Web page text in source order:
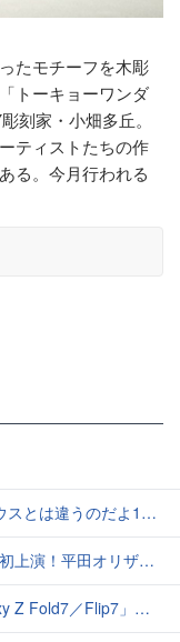
たモチーフを木彫
トーキョーワンダ
刻家・小畑多丘。
ティストたちの作
る。今月行われる
形状に変更できる驚異のマウス
の作・演出、二松学舎大学で
たいソフトバンクの価格攻勢